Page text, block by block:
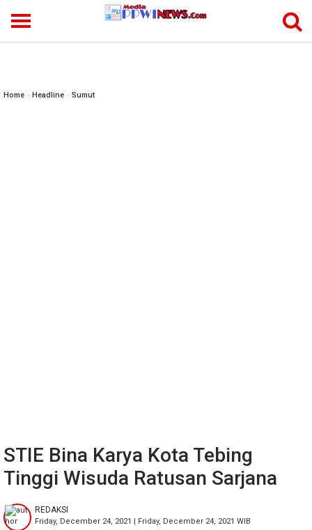
Home » Headline » Sumut
STIE Bina Karya Kota Tebing
Tinggi Wisuda Ratusan Sarjana
REDAKSI
Friday, December 24, 2021 | Friday, December 24, 2021 WIB